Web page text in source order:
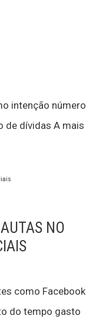
intenção número
de dívidas A mais
NO
como Facebook
do tempo gasto